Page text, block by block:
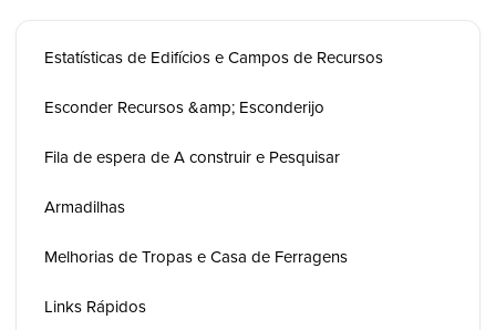
Estatísticas de Edifícios e Campos de Recursos
Esconder Recursos &amp; Esconderijo
Fila de espera de A construir e Pesquisar
Armadilhas
Melhorias de Tropas e Casa de Ferragens
Links Rápidos